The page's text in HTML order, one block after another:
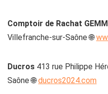
Comptoir de Rachat
Villefranche-sur-Saône 🌐
Ducros 413 rue Philippe
Saône 🌐ducros2024.com